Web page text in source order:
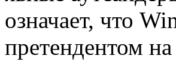
означает, что
претендентом